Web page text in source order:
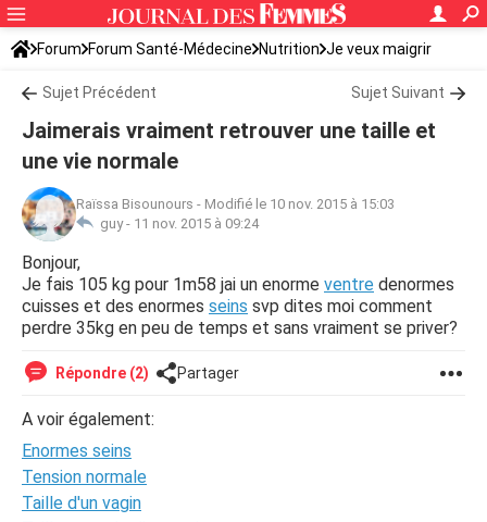
Forum Forum Santé-Médecine Nutrition Je veux maigrir
Sujet Précédent Sujet Suivant
Jaimerais vraiment retrouver une taille et
une vie normale
Raïssa Bisounours - Modifié le 10 nov. 2015 à 15:03
guy - 11 nov. 2015 à 09:24
Bonjour,
Je fais 105 kg pour 1m58 jai un enorme ventre denormes
cuisses et des enormes seins svp dites moi comment
perdre 35kg en peu de temps et sans vraiment se priver?
Répondre (2) Partager
A voir également:
Enormes seins
Tension normale
Taille d'un vagin